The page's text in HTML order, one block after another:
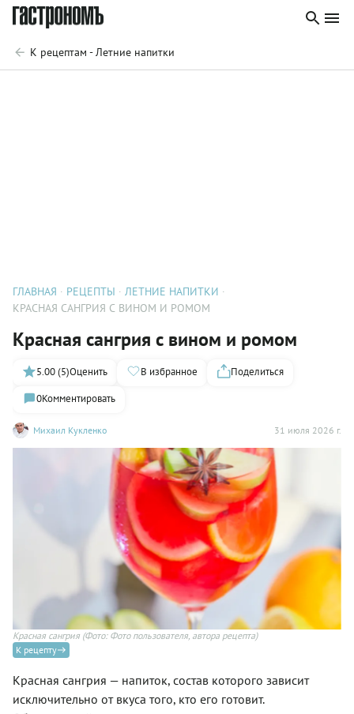
К рецептам - Летние напитки
ГЛАВНАЯ РЕЦЕПТЫ
ЛЕТНИЕ НАПИТКИ
КРАСНАЯ САНГРИЯ С ВИНОМ И РОМОМ
Красная сангрия с вином и ромом
Михаил Кукленко 31 июля 2026 г.
5.00 (5)Оценить В избранное
Поделиться
0Комментировать
Красная сангрия (Фото: Фото пользователя, автора рецепта)
К рецепту
Красная сангрия — напиток, состав которого зависит
исключительно от вкуса того, кто его готовит.